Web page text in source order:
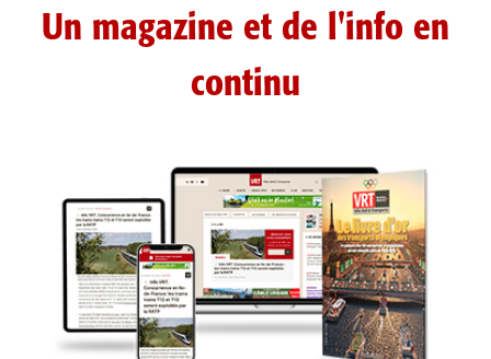
Un magazine et de l'info en
continu